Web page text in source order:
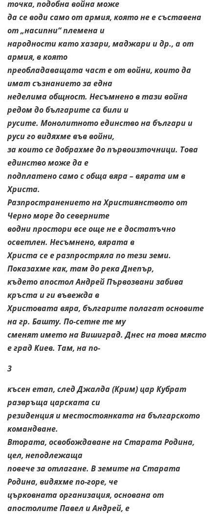
точка, подобна война може
да се води само от армия, която не е съставена
от „насипни“ племена и
народности като хазари, маджари и др., а от
армия, в която
преобладаващата част е от войни, които да
имат съзнанието за една
неделима общност. Несъмнено в тази война
редом до българите са били и
русите. Монолитното единство на българи и
руси го видяхме във войни,
за които се добрахме до първоизточници. Това
единство може да е
подплатено само с обща вяра – вярата им в
Христа.
Разпространението на Християнството от
Черно море до северните
водни простори все още не е достатъчно
осветлен. Несъмнено, вярата в
Христа се е разпростряла по тези земи.
Показахме как, там до река Днепър,
където апостол Андрей Първозвани забива
кръста и ги въвежда в
Христовата вяра, българите полагат основите
на гр. Башту. По-сетне те му
сменят името на Вишиград. Днес на това място
е град Киев. Там, на по-
3
късен етап, след Джалда (Крим) цар Кубрат
развръща царската си
резиденция и местостоянката на българското
командване.
Втората, освобождаване на Старата Родина,
цел, неподлежаща
повече за отлагане. В земите на Старата
Родина, видяхме по-горе, че
църковната организация, основана от
апостолите Павел и Андрей, е